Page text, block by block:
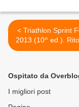
< Triathlon Sprint Fossano
2013 (10^ ed.).
la 10^ volta
Ospitato da
I migliori post